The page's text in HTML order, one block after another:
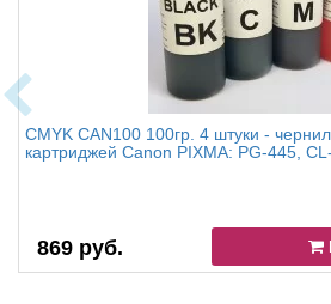
CMYK CAN100 100гр. 4 штуки -
картриджей Canon PIXMA: PG-445,
869 руб.